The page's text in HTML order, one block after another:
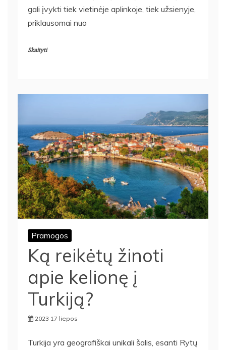
gali įvykti tiek vietinėje aplinkoje, tiek užsienyje,
priklausomai nuo
Skaityti
Pramogos
Ką reikėtų žinoti
apie kelionę į
Turkiją?
2023 17 liepos
Turkija yra geografiškai unikali šalis, esanti Rytų